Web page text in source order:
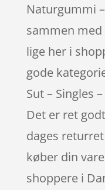
Naturgummi
sammen
lige her i
gode
Sut – Singles
Det er ret
dages
køber din
shoppere i